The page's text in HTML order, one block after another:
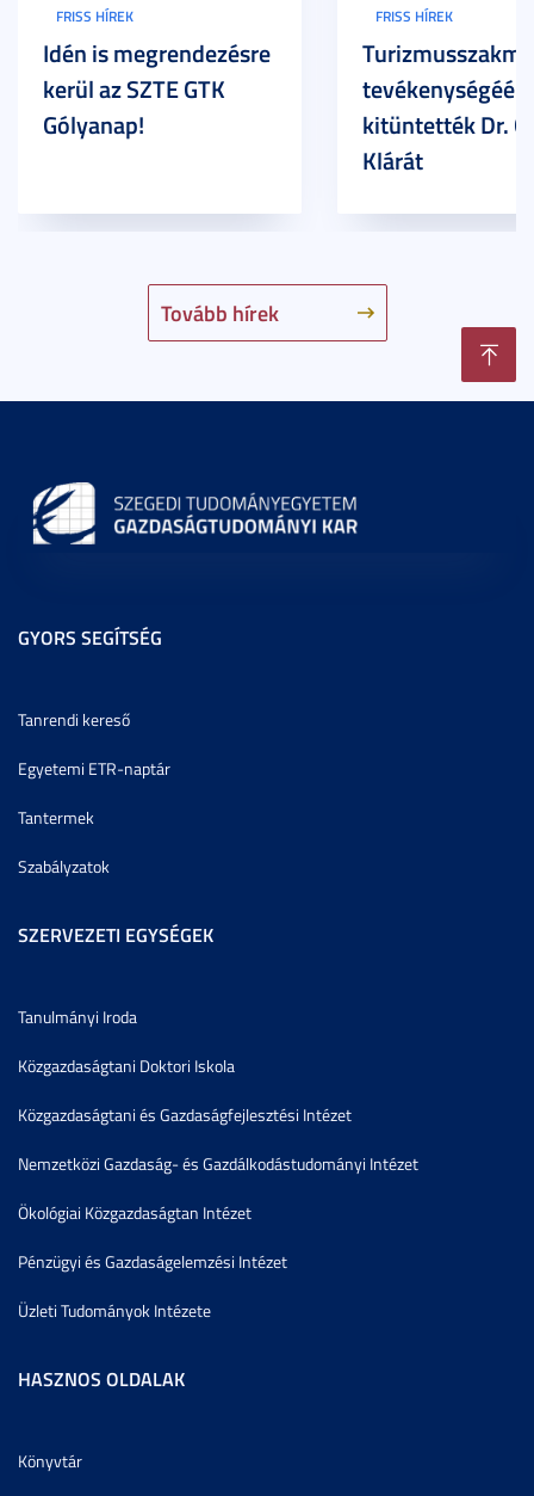
Tovább hírek
FRISS HÍREK
Idén is megrendezésre
kerül az SZTE GTK
Gólyanap!
FRISS HÍREK
tevékenységéért
kitüntették Dr.
Klárát
GYORS SEGÍTSÉG
Tanrendi kereső
Egyetemi ETR-naptár
Tantermek
Szabályzatok
SZERVEZETI EGYSÉGEK
Tanulmányi Iroda
Közgazdaságtani Doktori Iskola
Közgazdaságtani és Gazdaságfejlesztési Intézet
Nemzetközi Gazdaság- és Gazdálkodástudományi Intézet
Ökológiai Közgazdaságtan Intézet
Pénzügyi és Gazdaságelemzési Intézet
Üzleti Tudományok Intézete
HASZNOS OLDALAK
Könyvtár